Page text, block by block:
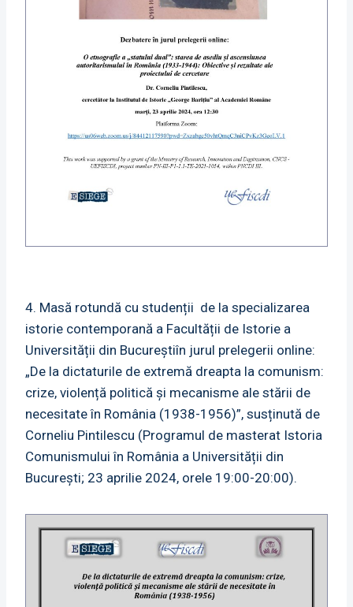
4. Masă rotundă cu studenții de la specializarea
istorie contemporană a Facultății de Istorie a
Universității din Bucureștiîn jurul prelegerii online:
„De la dictaturile de extremă dreapta la comunism:
crize, violență politică și mecanisme ale stării de
necesitate în România (1938-1956)”, susținută de
Corneliu Pintilescu (Programul de masterat Istoria
Comunismului în România a Universității din
București; 23 aprilie 2024, orele 19:00-20:00).